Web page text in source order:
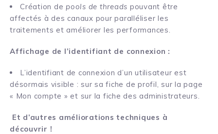
Création de pools de threads pouvant être
affectés à des canaux pour paralléliser les
traitements et améliorer les performances.
Affichage de l’identifiant de connexion :
L’identifiant de connexion d’un utilisateur est
désormais visible : sur sa fiche de profil, sur la page
« Mon compte » et sur la fiche des administrateurs.
Et d’autres améliorations techniques à
découvrir !